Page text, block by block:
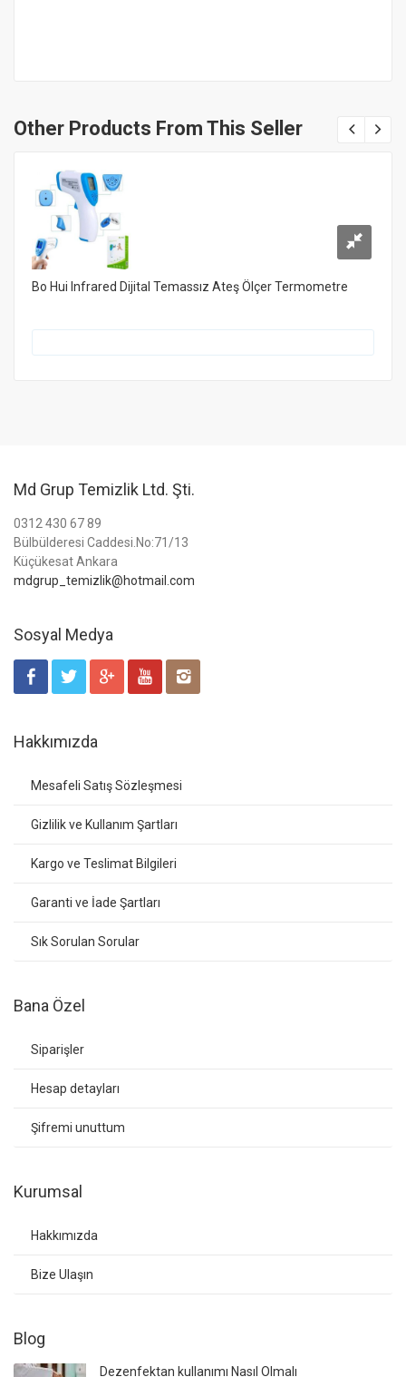
Other Products From This Seller
Bo Hui Infrared Dijital Temassız Ateş Ölçer Termometre
Md Grup Temizlik Ltd. Şti.
0312 430 67 89
Bülbülderesi Caddesi.No:71/13
Küçükesat Ankara
mdgrup_temizlik@hotmail.com
Sosyal Medya
Hakkımızda
Mesafeli Satış Sözleşmesi
Gizlilik ve Kullanım Şartları
Kargo ve Teslimat Bilgileri
Garanti ve İade Şartları
Sık Sorulan Sorular
Bana Özel
Siparişler
Hesap detayları
Şifremi unuttum
Kurumsal
Hakkımızda
Bize Ulaşın
Blog
Dezenfektan kullanımı Nasıl Olmalı